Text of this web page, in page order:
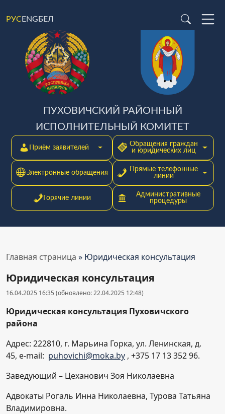
РУСENGБЕЛ
ПУХОВИЧСКИЙ РАЙОННЫЙ
ИСПОЛНИТЕЛЬНЫЙ КОМИТЕТ
Приём заявителей
Обращения граждан
и юридических лиц
Электронные обращения
Прямые телефонные
линии
Горячие линии
Административные
процедуры
Главная страница » Юридическая консультация
Юридическая консультация
16.04.2025 16:35 (обновлено: 22.04.2025 12:48)
Юридическая консультация Пуховичского
района
Адрес: 222810, г. Марьина Горка, ул. Ленинская, д.
45, e-mail: puhovichi@moka.by , +375 17 13 352 96.
Заведующий – Цеханович Зоя Николаевна
Адвокаты Рогаль Инна Николаевна, Турова Татьяна
Владимировна.